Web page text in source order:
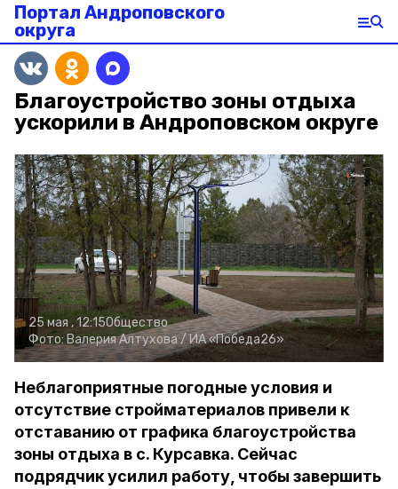
Портал Андроповского
округа
Благоустройство зоны отдыха
ускорили в Андроповском округе
25 мая , 12:15Общество
Фото: Валерия Алтухова /ИА «Победа26»
Неблагоприятные погодные условия и
отсутствие стройматериалов привели к
отставанию от графика благоустройства
зоны отдыха в с. Курсавка. Сейчас
подрядчик усилил работу, чтобы завершить